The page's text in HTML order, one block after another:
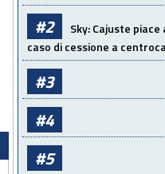
#2
Sky: Cajuste
caso di cessione a
#3
#4
#5